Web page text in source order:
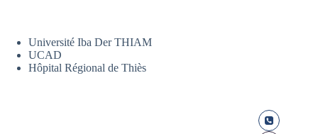
Université Iba Der THIAM
UCAD
Hôpital Régional de Thiès